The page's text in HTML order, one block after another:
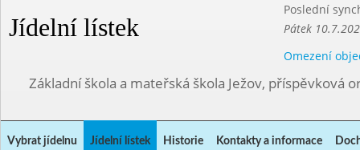
Jídelní lístek
Poslední
Pátek
Omezení
Základní škola a mateřská škola Ježov, příspěvková
Vybrat jídelnu Jídelní lístek Historie Kontakty a informace